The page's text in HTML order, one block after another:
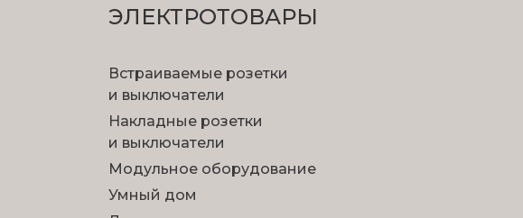
ЭЛЕКТРОТОВАРЫ
Встраиваемые розетки
и выключатели
Накладные розетки
и выключатели
Модульное оборудование
Умный дом